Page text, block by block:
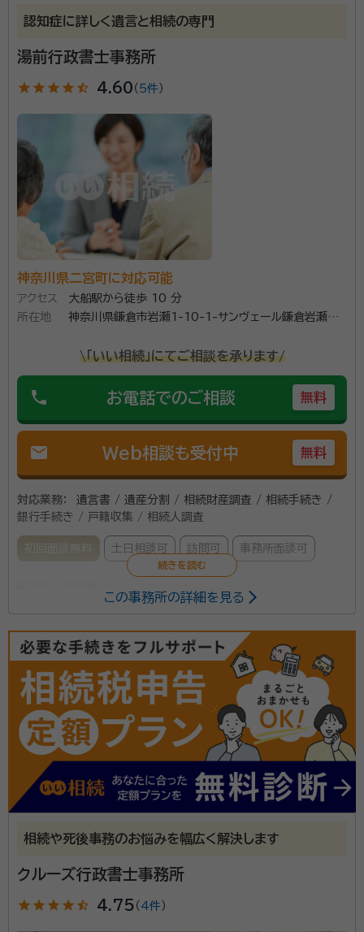
深澤 敦
行政書士
検察事務官として勤務
大切な人が残してくれた『想い』を形にしてみませんか。
相続手続きをすることできっとその想いが伝わってくる
はずです。当事務所はその想いが伝わるようにお手伝い
をさせていただきます。
資格等：行政書士
所属団体： 神奈川県行政書士会
認知症に詳しく遺言と相続の専門
湯前行政書士事務所
star star star star star_half 4.60 （ 5件 ）
神奈川県二宮町に対応可能
アクセス
大船駅から徒歩 10 分
所在地
神奈川県鎌倉市岩瀬1-10-1-サンヴェール鎌倉岩瀬
\「いい相続」にてご相談を承ります/
phone お電話でのご相談 無料
mail Web相談も受付中 無料
対応業務：
遺言書 / 遺産分割 / 相続財産調査 / 相続手続き /
銀行手続き / 戸籍収集 / 相続人調査
初回面談無料 土日相談可 訪問可 事務所面談可
1952年、鹿児島県生まれ。明治大学政経学部政治学科卒業後、商
社に就職するも、父親の会社を立て直すために退社。その後、会社が倒産
したため、公文教育研究会入社。北海道地域担当、東京都立川事務局長、
池袋事務局長を歴任。 1988年 35歳/公文式の教材製作と指導法の開
発を行う教務本部に異動。世界指導者研究大会の運営責任者、指導法開
発の責任者、海外での研修会講師を務める。 2006年 53歳/学習療法の
研究開発部長として、脳科学者である東北大学川島隆太教授との共同研
究で認知症の維持・改善を図る学習療法を開発。 2012年 59歳/学習療
法をアメリカに輸出。アメリカの高齢者介護施設での様子が、ドキュメンタ
リー映画『僕がジョンと呼ばれるまで』になり、欧州と北米の映画祭でいく
つもの賞を受賞。 2017年 公文教育研究会退職。 退職を機に、私は、立
ち止まって残りの人生を考えたのです。目を閉じると、学習療法で関わっ
た介護施設の方々の顔が浮かびます。どうすれば心優しきこの人たちとの
違う意味で関わっていけるのではと思い、私は行政書士への道を決めた
を中心業務とする。 高齢や認知症によって困る人が一人でも減るよう
に、生涯を通じてのチャレンジとして、行政書士業務に邁進中。
事務所口コミ（抜粋）：
account_circle 満足度 5.0
ご利用時期：2024/7
面談の感想
自宅まで来て頂き、お話ししたところ、話しやすく、わからない事も、親切
に説明して頂き、当初は相見積もりをする予定でしたが、そのままお願い
する事にしました。
◆遺言書作成・「もしも」に備える業務 相続は、生前の遺
かありません。相続を、家族や親族間で争ってしまう「争
この事務所の詳細を見る
相続や死後事務のお悩みを幅広く解決します
クルーズ行政書士事務所
star star star star star_half 4.75 （ 4件）